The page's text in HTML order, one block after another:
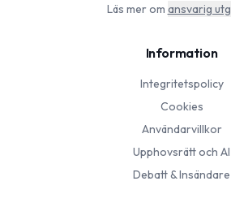
Läs mer om ansvarig
Information
Integritetspolicy
Cookies
Användarvillkor
Upphovsrätt och AI
Debatt & Insändare